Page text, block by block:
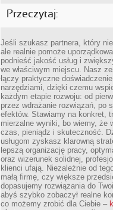
Przeczytaj:
Jeśli szukasz partnera, który
ale realnie pomoże
podnieść jakość usług i
we właściwym miejscu. Nasz
łączy praktyczne
narzędziami, dzięki czemu
każdym etapie rozwoju: od
przez wdrażanie rozwiązań, po
efektów. Stawiamy na konkret,
mierzalne wyniki, bo wiemy, że
czas, pieniądz i skuteczność.
usługom zyskasz klarowną
lepszą organizację pracy,
oraz wizerunek solidnej,
klienci ufają. Niezależnie od
małą firmę, czy większe
dopasujemy rozwiązania do
abyś szybko zobaczył realne
co możemy zrobić dla Ciebie –